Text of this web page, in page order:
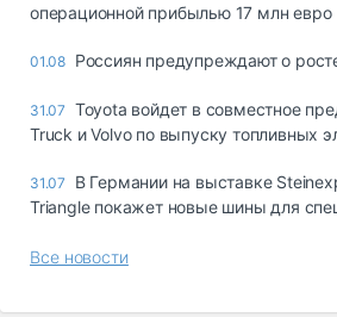
операционной прибылью 17 млн евро
01.08 Россиян предупреждают о
31.07 Toyota войдет в совместное
Truck и Volvo по выпуску топливных
31.07
В Германии на выставке
Triangle покажет новые шины для
Все новости